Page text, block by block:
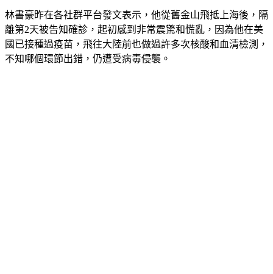
林書豪昨在各社群平台發文表示，他從舊金山飛抵上海後，隔
離第2天被告知確診，起初感到非常震驚和慌亂，因為他在美
國已接種過疫苗，飛往大陸前也做過許多次核酸和血清檢測，
不知哪個環節出錯，仍遭受病毒侵襲。